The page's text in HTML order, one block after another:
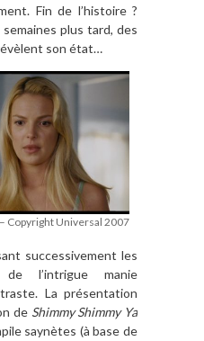
Fin de l’histoire ?
plus tard, des
son état…
Copyright Universal 2007
successivement les
l’intrigue manie
La présentation
de Shimmy Shimmy Ya
saynètes (à base de